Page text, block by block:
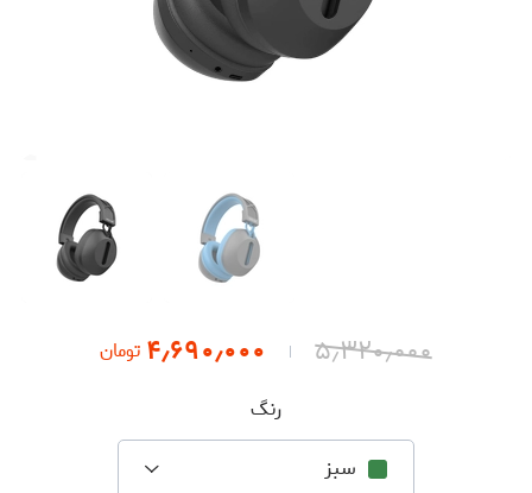
۵٫۳۲۰٫۰۰۰ ۴٫۶۹۰٫۰۰۰ تومان
رنگ
سبز